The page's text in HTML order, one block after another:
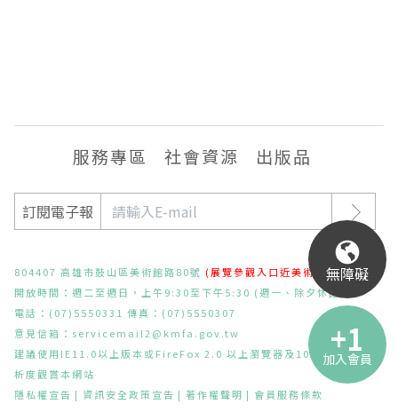
服務專區 社會資源 出版品
訂閱電子報
804407 高雄市鼓山區美術館路80號 (展覽參觀入口近美術東二路)
開放時間：週二至週日，上午9:30至下午5:30 (週一、除夕休館)
電話：(07)5550331 傳真：(07)5550307
意見信箱： servicemail2@kmfa.gov.tw
建議使用IE11.0以上版本或FireFox 2.0 以上瀏覽器及1024x768之解
析度觀賞本網站
隱私權宣告
資訊安全政策宣告 著作權聲明 會員服務條款
無障礙
加入會員